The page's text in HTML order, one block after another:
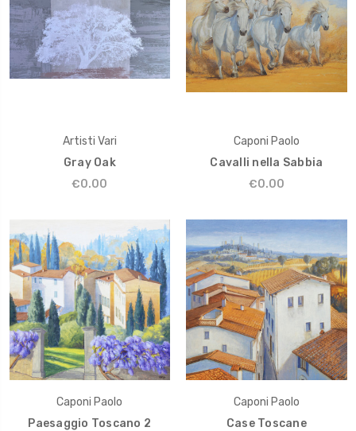
Artisti Vari
Gray Oak
€0.00
Caponi Paolo
Cavalli nella Sabbia
€0.00
Caponi Paolo
Paesaggio Toscano 2
Caponi Paolo
Case Toscane